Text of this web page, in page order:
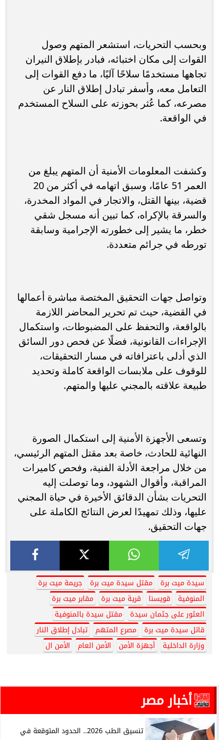
وبحسب التحريات، استشعر المتهم وصول
القوات إلى مكان اختبائه، فبادر بإطلاق النيران
تجاهها مستخدمًا سلاحًا آليًا، ما دفع القوات إلى
التعامل معه، وأسفر تبادل إطلاق النار عن
مصرعه، كما عُثر بحوزته على السلاح المستخدم
في الواقعة.
وكشفت المعلومات الأمنية أن المتهم يبلغ من
العمر 51 عامًا، وسبق اتهامه في أكثر من 20
قضية، بينها القتل، والاتجار في المواد المخدرة،
والسرقة بالإكراه، كما تبين أنه مسجل شقي
خطر، ما يشير إلى خطورته الإجرامية وسابقة
تورطه في جرائم متعددة.
وتواصل جهات التحقيق المختصة مباشرة أعمالها
في القضية، حيث تم تحرير المحاضر اللازمة
بالواقعة، والتحفظ على المضبوطات، واستكمال
الإجراءات القانونية، فضلًا عن فحص دور السائق
الذي أدلى باعترافاته في مسار التحقيقات،
للوقوف على ملابسات الواقعة كاملة وتحديد
طبيعة علاقته بالمجني عليها والمتهم.
وتسعى الأجهزة الأمنية إلى استكمال الصورة
النهائية للحادث، خاصة بعد مقتل المتهم الرئيسي،
من خلال مراجعة الأدلة الفنية، وفحص كاميرات
المراقبة، وأقوال الشهود، وما توصلت إليه
التحريات بشأن الدقائق الأخيرة في حياة المجني
عليها، وذلك تمهيدًا لعرض النتائج الكاملة على
جهات التحقيق.
سيدة ميت برة مقتل سيدة ميت برة
جريمة ميت برة
المنوفية
قويسنا قرية ميت برة
مقابر ميت برة
العثور على جثمان سيدة
مقتل سيدة بالمنوفية
قاتل سيدة ميت برة
مصرع المتهم
تبادل إطلاق النار
وزارة الداخلية
أجهزة الأمن الأمن العام الأمن ال
أخبار مصر
تنسيق الطب 2026.. الحدود المتوقعة في